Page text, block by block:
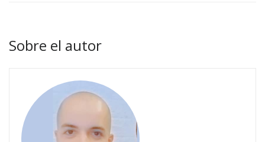
Sobre el autor